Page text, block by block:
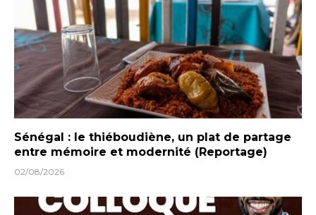
Sénégal : le thiéboudiène, un plat de partage
entre mémoire et modernité (Reportage)
02/08/2026